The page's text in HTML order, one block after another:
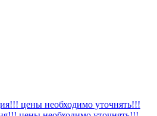
цены необходимо уточнять!!!